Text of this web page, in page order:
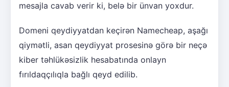
mesajla cavab verir ki, belə bir ünvan yoxdur.
Domeni qeydiyyatdan keçirən Namecheap, aşağı
qiymətli, asan qeydiyyat prosesinə görə bir neçə
kiber təhlükəsizlik hesabatında onlayn
fırıldaqçılıqla bağlı qeyd edilib.